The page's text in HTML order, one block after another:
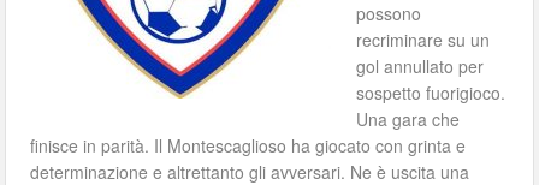
possono
recriminare su un
gol annullato per
sospetto fuorigioco.
Una gara che
finisce in parità. Il Montescaglioso ha giocato con grinta e
determinazione e altrettanto gli avversari. Ne è uscita una